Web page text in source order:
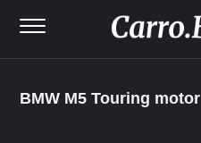
BMW M5 Touring motor